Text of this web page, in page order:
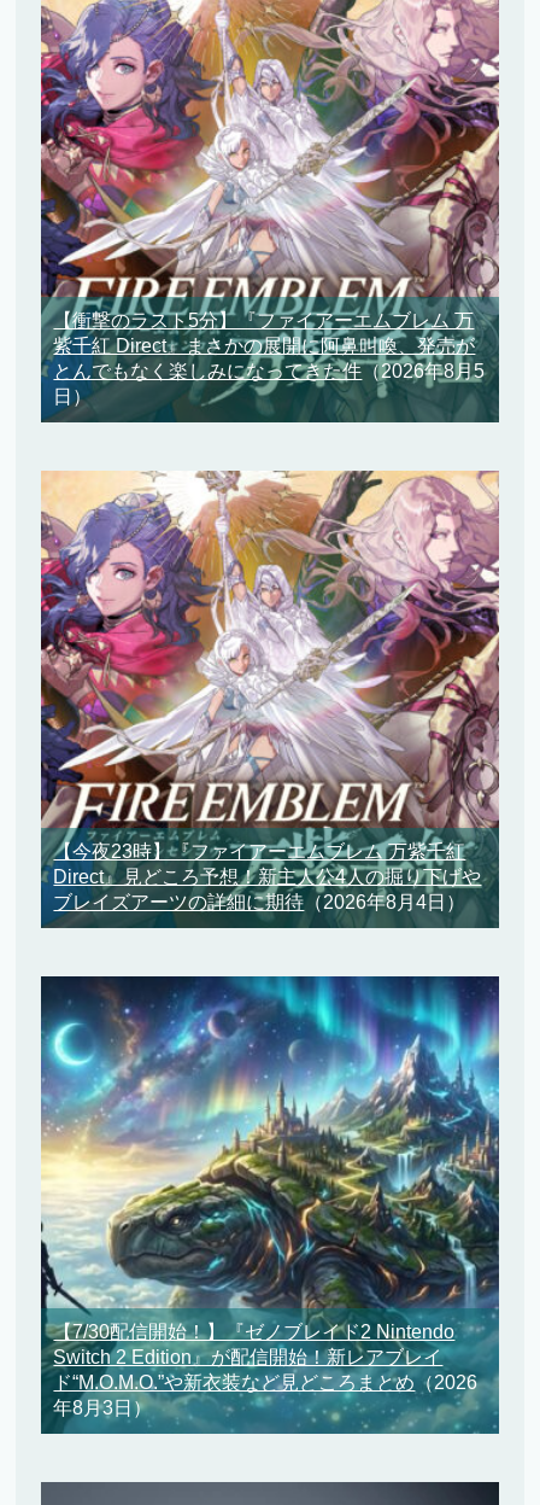
【衝撃のラスト5分】『ファイアーエムブレム 万
紫千紅 Direct』まさかの展開に阿鼻叫喚、発売が
とんでもなく楽しみになってきた件（2026年8月5
日）
【今夜23時】『ファイアーエムブレム 万紫千紅
Direct』見どころ予想！新主人公4人の掘り下げや
ブレイズアーツの詳細に期待 （2026年8月4日）
【7/30配信開始！】『ゼノブレイド2 Nintendo
Switch 2 Edition』が配信開始！新レアブレイ
ド“M.O.M.O.”や新衣装など見どころまとめ（2026
年8月3日）